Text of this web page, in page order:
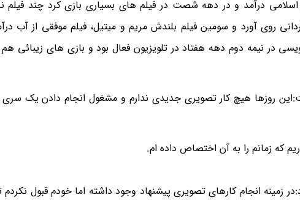
درآمد و در دهه شصت در فیلم های بسیاری بازی کرد چند فیلم
روی آورد و سومین فیلم بلندش مریم و میتیل، فیلم موفقی از آب
در نیمه دوم دهه هفتاد در تلویزیون فعال بود و بازی های زیبائی هم
روزها هیچ کار تصویری جدیدی ندارم و مشغول انجام دادن یک سری
که زمانم را به آن اختصاص داده ام.
زمینه انجام کارهای تصویری پیشنهاد وجود داشته اما خودم قبول نکردم